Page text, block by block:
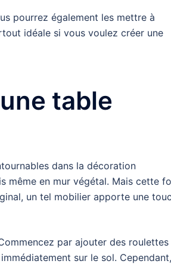
pourrez également les mettre à
idéale si vous voulez créer une
table
dans la décoration
même en mur végétal. Mais cette
un tel mobilier apporte une
par ajouter des roulettes
sur le sol. Cependant,